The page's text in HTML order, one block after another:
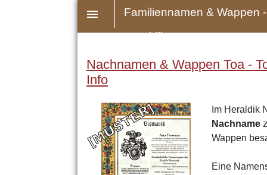
Familiennamen & Wappen -
Heraldik
Nachnamen & Wappen Toa -
Info
Im Heraldik
Nachname
Wappen
Eine